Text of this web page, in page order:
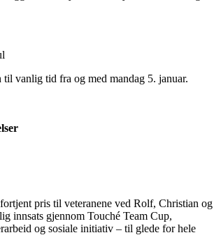
vanlig tid fra og med mandag 5. januar.
pris til veteranene ved Rolf, Christian og
innsats gjennom Touché Team Cup,
og sosiale initiativ – til glede for hele